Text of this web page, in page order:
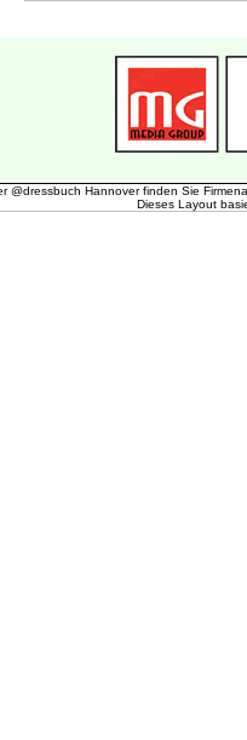
@dressbuch Hannover finden Sie
Dieses Layout